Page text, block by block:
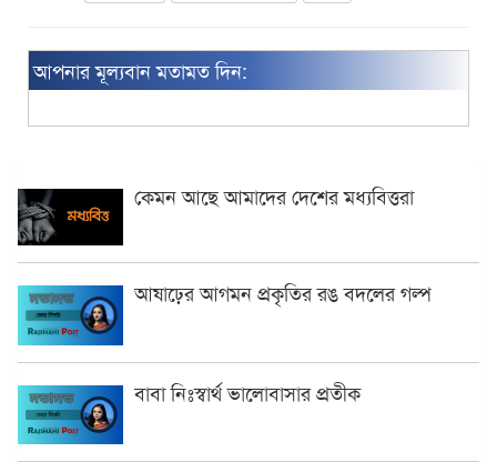
আপনার মূল্যবান মতামত দিন:
কেমন আছে আমাদের দেশের মধ্যবিত্তরা
আষাঢ়ের আগমন প্রকৃতির রঙ বদলের গল্প
বাবা নিঃস্বার্থ ভালোবাসার প্রতীক